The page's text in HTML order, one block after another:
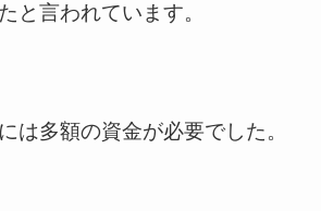
と言われています。
は多額の資金が必要でした。